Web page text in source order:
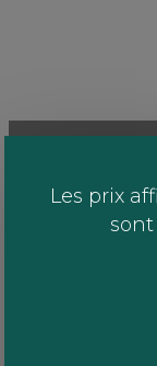
Les prix
sont